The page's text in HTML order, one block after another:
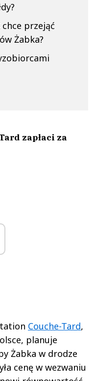
chce przejąć
Żabka?
zapłaci za
Couche-Tard,
planuje
Żabka w drodze
cenę w wezwaniu